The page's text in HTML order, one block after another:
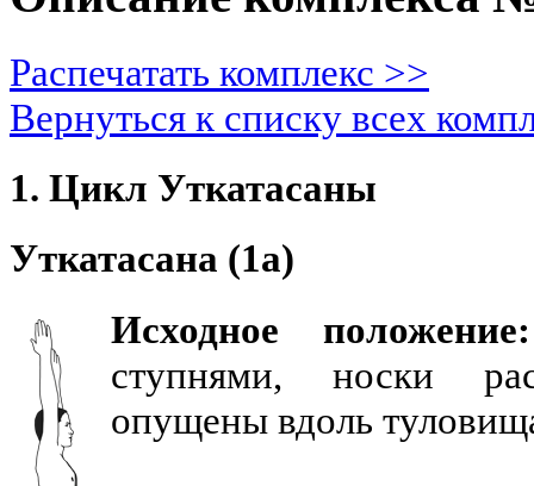
Распечатать комплекс >>
Вернуться к списку всех
1. Цикл Уткатасаны
Уткатасана (1а)
Исходное положение:
ступнями, носки
опущены вдоль